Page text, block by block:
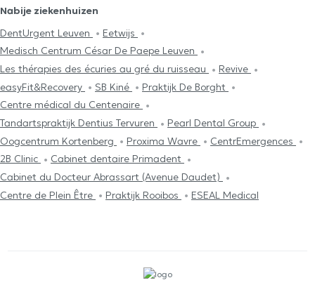
Nabije ziekenhuizen
DentUrgent Leuven
Eetwijs
Medisch Centrum César De Paepe Leuven
Les thérapies des écuries au gré du ruisseau
Revive
easyFit&Recovery
SB Kiné
Praktijk De Borght
Centre médical du Centenaire
Tandartspraktijk Dentius Tervuren
Pearl Dental Group
Oogcentrum Kortenberg
Proxima Wavre
CentrEmergences
2B Clinic
Cabinet dentaire Primadent
Cabinet du Docteur Abrassart (Avenue Daudet)
Centre de Plein Être
Praktijk Rooibos ESEAL Medical